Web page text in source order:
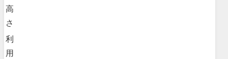
高
さ
利
用